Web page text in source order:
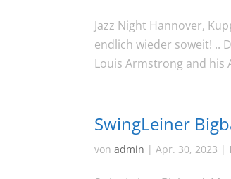
Jazz Night Hannover,
endlich wieder soweit! ..
Louis Armstrong and his
SwingLeiner
vonadmin |Apr. 30, 2023 |